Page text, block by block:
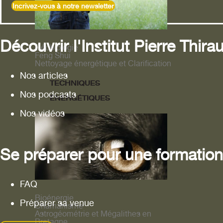
Géobiologie
Feng Shui
Nettoyage énergétique et Clarification
TECHNIQUES
ÉNERGÉTIQUES
Bioénergie
Chamanisme
Astrogéométrie et Mégalithes en
Incrivez-vous à notre newsletter
Découvrir l'Institut Pierre
Nos articles
Nos podcasts
Nos vidéos
Se préparer pour une formation
FAQ
Préparer sa venue